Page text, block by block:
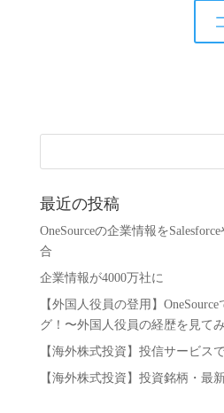
最近の投稿
OneSourceの企業情報を
合
企業情報が4000万社に
【外国人役員の登用】
グ！〜外国人役員の経歴を見て
【海外株式投資】投信サービス
【海外株式投資】投資銘柄・最